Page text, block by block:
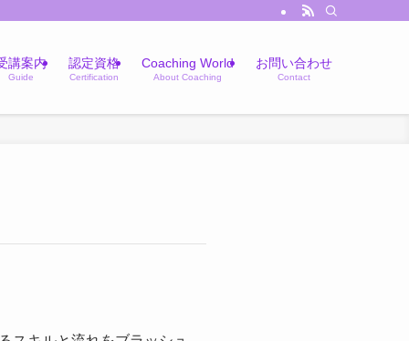
講案内
Guide
認定資格
Certification
Coaching World
About Coaching
お問い合わせ
Contact